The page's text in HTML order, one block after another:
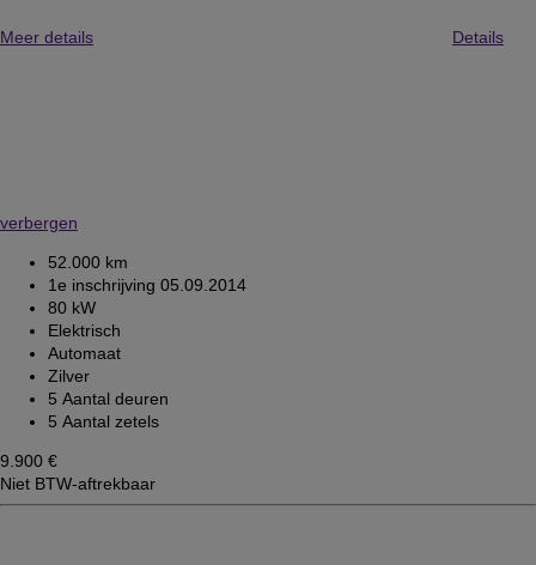
Meer details Details
verbergen
52.000 km
1e inschrijving 05.09.2014
80 kW
Elektrisch
Automaat
Zilver
5 Aantal deuren
5 Aantal zetels
9.900 €
Niet BTW-aftrekbaar